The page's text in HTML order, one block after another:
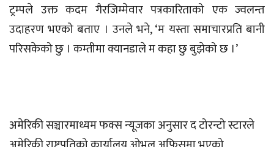
ट्रम्पले उक्त कदम गैरजिम्मेवार पत्रकारिताको एक ज्वलन्त
उदाहरण भएको बताए । उनले भने, ‘म यस्ता समाचारप्रति बानी
परिसकेको छु । कम्तीमा क्यानडाले म कहा छु बुझेको छ ।’
अमेरिकी सञ्चारमाध्यम फक्स न्यूजका अनुसार द टोरन्टो स्टारले